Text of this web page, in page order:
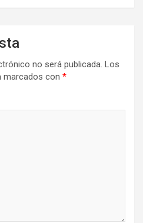
no será publicada. Los
marcados con *